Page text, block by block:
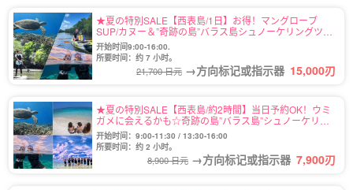
★夏の特別SALE【西表島/1日】お得！マングローブ
SUP/カヌー＆”奇跡の島”バラス島シュノーケリングツア
ー★写真無料＆送迎付き（No.92）
开始时间9:00-16:00.
所要时间：约 7 小时。
21,700 日元 →方向标记或指示器 15,000刃
★夏の特別SALE【西表島/約2時間】当日予約OK！ウミ
ガメに会えるかも☆奇跡の島”バラス島”シュノーケリン
グツアー★写真無料＆送迎付き（No.122）
开始时间：9:00-11:30 / 13:30-16:00
所要时间：约 2 小时。
8,900 日元 →方向标记或指示器 7,900刃